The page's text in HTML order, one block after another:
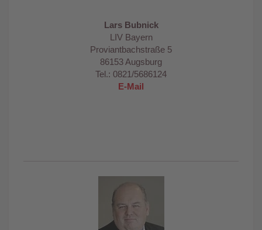
Lars Bubnick
LIV Bayern
Proviantbachstraße 5
86153 Augsburg
Tel.: 0821/5686124
E-Mail